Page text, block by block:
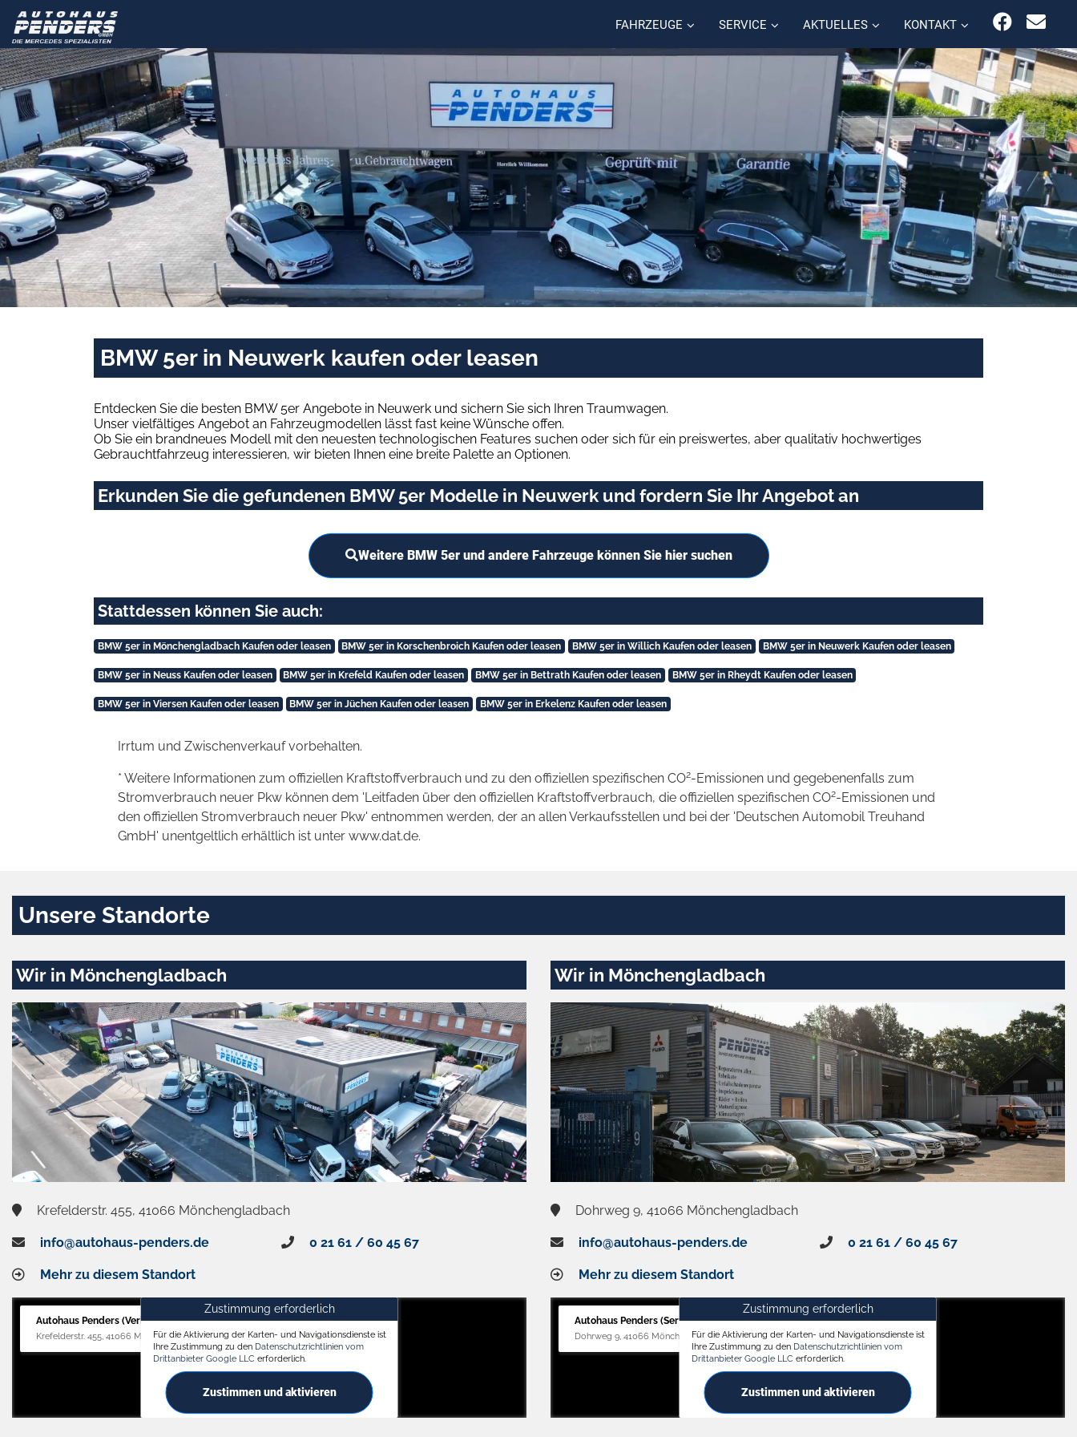
FAHRZEUGE SERVICE AKTUELLES KONTAKT
BMW 5er in Neuwerk kaufen oder leasen
Entdecken Sie die besten BMW 5er Angebote in Neuwerk und sichern Sie sich Ihren Traumwagen.
Unser vielfältiges Angebot an Fahrzeugmodellen lässt fast keine Wünsche offen.
Ob Sie ein brandneues Modell mit den neuesten technologischen Features suchen oder sich für ein preiswertes, aber qualitativ hochwertiges
Gebrauchtfahrzeug interessieren, wir bieten Ihnen eine breite Palette an Optionen.
Erkunden Sie die gefundenen BMW 5er Modelle in Neuwerk und fordern Sie Ihr Angebot an
Weitere BMW 5er und andere Fahrzeuge können Sie hier suchen
Stattdessen können Sie auch:
BMW 5er in Mönchengladbach Kaufen oder leasen BMW 5er in Korschenbroich Kaufen oder leasen BMW 5er in Willich Kaufen oder leasen BMW 5er in Neuwerk Kaufen oder leasen
BMW 5er in Neuss Kaufen oder leasen BMW 5er in Krefeld Kaufen oder leasen BMW 5er in Bettrath Kaufen oder leasen BMW 5er in Rheydt Kaufen oder leasen
BMW 5er in Viersen Kaufen oder leasen BMW 5er in Jüchen Kaufen oder leasen BMW 5er in Erkelenz Kaufen oder leasen
Irrtum und Zwischenverkauf vorbehalten.
* Weitere Informationen zum offiziellen Kraftstoffverbrauch und zu den offiziellen spezifischen CO2-Emissionen und gegebenenfalls zum
Stromverbrauch neuer Pkw können dem 'Leitfaden über den offiziellen Kraftstoffverbrauch, die offiziellen spezifischen CO2-Emissionen und
den offiziellen Stromverbrauch neuer Pkw' entnommen werden, der an allen Verkaufsstellen und bei der 'Deutschen Automobil Treuhand
GmbH' unentgeltlich erhältlich ist unter www.dat.de.
Unsere Standorte
Wir in Mönchengladbach
Krefelderstr. 455, 41066 Mönchengladbach
info@autohaus-penders.de 0 21 61 / 60 45 67
Mehr zu diesem Standort
Autohaus Penders (Verkauf)
Krefelderstr. 455, 41066 Mönchengladbach
Zustimmung erforderlich
Für die Aktivierung der Karten- und Navigationsdienste ist
Ihre Zustimmung zu den Datenschutzrichtlinien vom
Drittanbieter Google LLC erforderlich.
Zustimmen und aktivieren
Wir in Mönchengladbach
Dohrweg 9, 41066 Mönchengladbach
info@autohaus-penders.de 0 21 61 / 60 45 67
Mehr zu diesem Standort
Autohaus Penders (Service)
Dohrweg 9, 41066 Mönchengladbach
Zustimmung erforderlich
Für die Aktivierung der Karten- und Navigationsdienste ist
Ihre Zustimmung zu den Datenschutzrichtlinien vom
Drittanbieter Google LLC erforderlich.
Zustimmen und aktivieren